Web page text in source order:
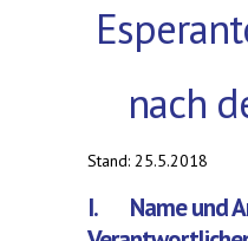
nach
Stand: 25.5.2018
I. Name und